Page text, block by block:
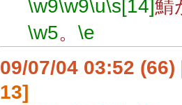
\w9\w9\u\s[14]鯖
\w5。 \e
09/07/04 03:52 (66)
13]